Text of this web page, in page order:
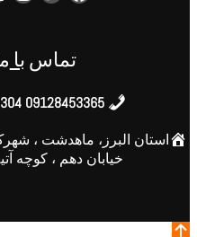
تماسبا
استان البرز، ماهدشت ،
خیابان دهم ، کوچه